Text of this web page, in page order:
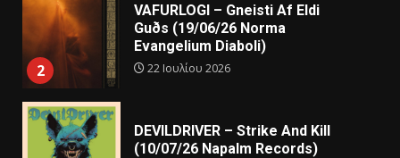
2
VAFURLOGI – Gneisti Af Eldi
Guðs (19/06/26 Norma
Evangelium Diaboli)
22 Ιουλίου 2026
DEVILDRIVER – Strike And Kill
(10/07/26 Napalm Records)